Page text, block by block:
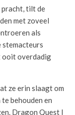
tilt de
met zoveel
als
stemacteurs
ooit overdadig
ze erin slaagt om
behouden en
Dragon Quest I